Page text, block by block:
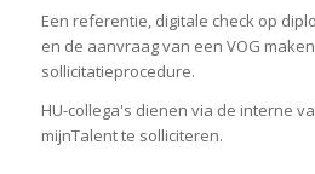
Een referentie, digitale check op
en de aanvraag van een VOG
sollicitatieprocedure.
HU-collega's dienen via de interne
mijnTalent te solliciteren.